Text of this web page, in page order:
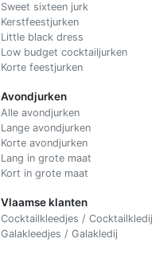
Sweet sixteen jurk
Kerstfeestjurken
Little black dress
Low budget cocktailjurken
Korte feestjurken
Avondjurken
Alle avondjurken
Lange avondjurken
Korte avondjurken
Lang in grote maat
Kort in grote maat
Vlaamse klanten
Cocktailkleedjes / Cocktailkledij
Galakleedjes / Galakledij